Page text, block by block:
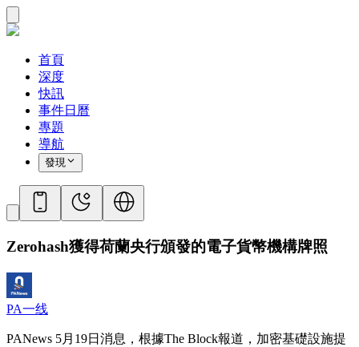
首頁
深度
快訊
事件日曆
專題
導航
發現
Zerohash獲得荷蘭央行頒發的電子貨幣機構牌照
PA一线
PANews 5月19日消息，根據The Block報道，加密基礎設施提